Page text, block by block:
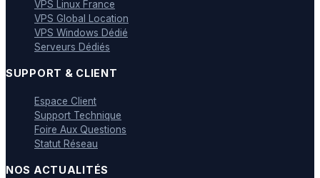
VPS Linux France
VPS Global Location
VPS Windows Dédié
Serveurs Dédiés
SUPPORT & CLIENT
Espace Client
Support Technique
Foire Aux Questions
Statut Réseau
NOS ACTUALITÉS